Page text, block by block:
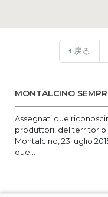
戻る
MONTALCINO
Assegnati due
produttori, del territorio
Montalcino, 23 luglio
due...